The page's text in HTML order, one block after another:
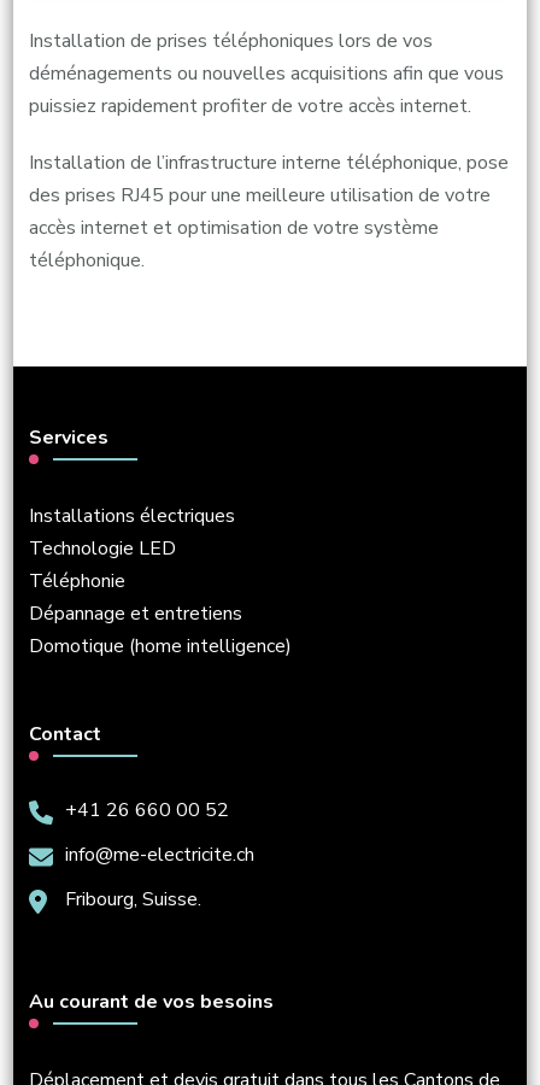
Installation de prises téléphoniques lors de vos
déménagements ou nouvelles acquisitions afin que vous
puissiez rapidement profiter de votre accès internet.
Installation de l’infrastructure interne téléphonique, pose
des prises RJ45 pour une meilleure utilisation de votre
accès internet et optimisation de votre système
téléphonique.
Services
Installations électriques
Technologie LED
Téléphonie
Dépannage et entretiens
Domotique (home intelligence)
Contact
+41 26 660 00 52
info@me-electricite.ch
Fribourg, Suisse.
Au courant de vos besoins